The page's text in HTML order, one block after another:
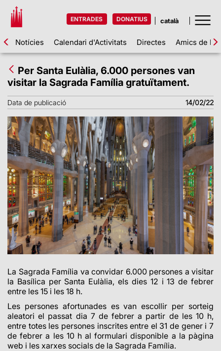
ENTRADES DONATIUS
Notícies Calendari d'Activitats Directes Amics de la
Per Santa Eulàlia, 6.000 persones van
visitar la Sagrada Família gratuïtament.
Data de publicació 14/02/22
La Sagrada Família va convidar 6.000 persones a visitar
la Basílica per Santa Eulàlia, els dies 12 i 13 de febrer
entre les 15 i les 18 h.
Les persones afortunades es van escollir per sorteig
aleatori el passat dia 7 de febrer a partir de les 10 h,
entre totes les persones inscrites entre el 31 de gener i 7
de febrer a les 10 h al formulari disponible a la pàgina
web i les xarxes socials de la Sagrada Família.